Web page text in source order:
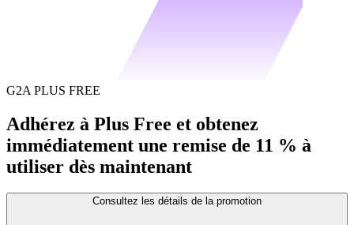
G2A PLUS FREE
Adhérez à Plus Free et obtenez
immédiatement une remise de 11 % à
utiliser dès maintenant
Consultez les détails de la promotion